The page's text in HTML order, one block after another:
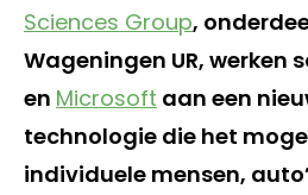
Sciences Group,
Wageningen UR, werken
en Microsoft aan een
technologie die het
individuele mensen,